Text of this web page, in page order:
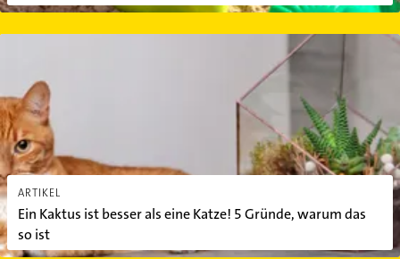
ARTIKEL
Ein Kaktus ist besser als eine Katze! 5 Gründe, warum das
so ist
Ein Kaktus ist besser als eine Katze! 5 Gründe, warum das so ist